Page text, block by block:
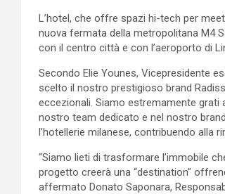
L’hotel, che offre spazi hi-tech per
nuova fermata della metropolitana M4
con il centro città e con l’aeroporto di
Secondo Elie Younes, Vicepresidente
scelto il nostro prestigioso brand
eccezionali. Siamo estremamente grati
nostro team dedicato e nel nostro
l’hotellerie milanese, contribuendo alla
“Siamo lieti di trasformare l’immobile
progetto creerà una “destination”
affermato Donato Saponara,